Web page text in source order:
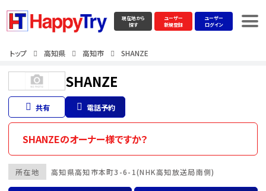
現在地から
探す
ユーザー
新規登録
ユーザー
ログイン
トップ 高知県 高知市 SHANZE
SHANZE
共有 電話予約
SHANZEのオーナー様ですか？
所在地 高知県高知市本町3-6-1(NHK高知放送局南側)